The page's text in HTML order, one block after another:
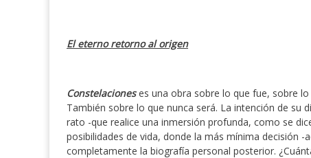
El eterno retorno al origen
Constelacioneses una obra sobre lo que fue, sobre
También sobre lo que nunca será. La intención de su
rato -que realice una inmersión profunda, como se
posibilidades de vida, donde la más mínima decisión
completamente la biografía personal posterior.